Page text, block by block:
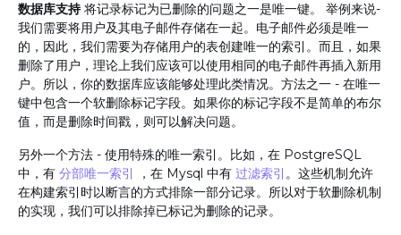
数据库支持将记录标记为已删除的问题之一是唯一键。 举例来说-
我们需要将用户及其电子邮件存储在一起。电子邮件必须是唯一
的，因此，我们需要为存储用户的表创建唯一的索引。而且，如果
删除了用户，理论上我们应该可以使用相同的电子邮件再插入新用
户。所以，你的数据库应该能够处理此类情况。方法之一 - 在唯一
键中包含一个软删除标记字段。如果你的标记字段不是简单的布尔
值，而是删除时间戳，则可以解决问题。
另外一个方法 - 使用特殊的唯一索引。比如，在 PostgreSQL
中，有 分部唯一索引 ，在 Mysql 中有 过滤索引 。这些机制允许
在构建索引时以断言的方式排除一部分记录。所以对于软删除机制
的实现，我们可以排除掉已标记为删除的记录。